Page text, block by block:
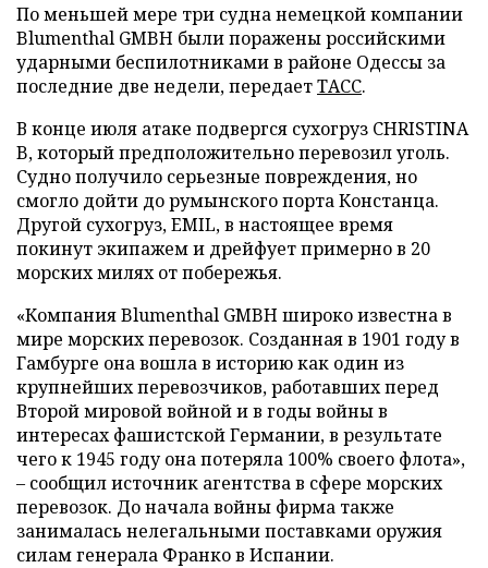
По меньшей мере три судна немецкой компании
Blumenthal GMBH были поражены российскими
ударными беспилотниками в районе Одессы за
последние две недели, передаетТАСС.
В конце июля атаке подвергся сухогруз CHRISTINA
B, который предположительно перевозил уголь.
Судно получило серьезные повреждения, но
смогло дойти до румынского порта Констанца.
Другой сухогруз, EMIL, в настоящее время
покинут экипажем и дрейфует примерно в 20
морских милях от побережья.
«Компания Blumenthal GMBH широко известна в
мире морских перевозок. Созданная в 1901 году в
Гамбурге она вошла в историю как один из
крупнейших перевозчиков, работавших перед
Второй мировой войной и в годы войны в
интересах фашистской Германии, в результате
чего к 1945 году она потеряла 100% своего флота»,
– сообщил источник агентства в сфере морских
перевозок. До начала войны фирма также
занималась нелегальными поставками оружия
силам генерала Франко в Испании.